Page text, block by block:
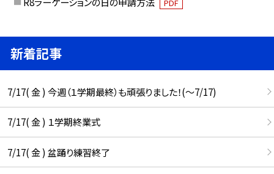
PDF
新着記事
7/17( 金 ) 今週（１学期最終）も頑張りました！(〜7/17)
7/17( 金 ) １学期終業式
7/17( 金 ) 盆踊り練習終了